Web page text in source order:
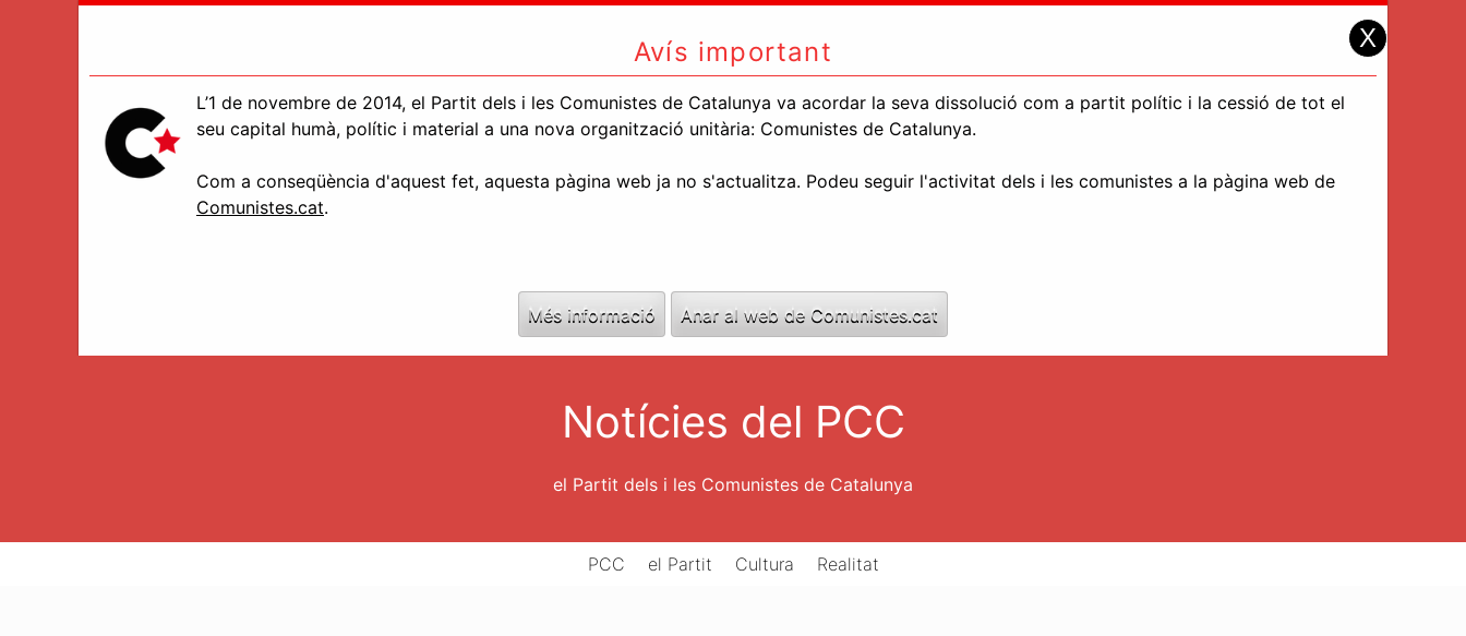
Avís important
L’1 de novembre de 2014, el Partit dels i les Comunistes de Catalunya va acordar la seva dissolució com a partit polític i la cessió de tot el
seu capital humà, polític i material a una nova organització unitària: Comunistes de Catalunya.
Com a conseqüència d'aquest fet, aquesta pàgina web ja no s'actualitza. Podeu seguir l'activitat dels i les comunistes a la pàgina web de
Comunistes.cat.
Més informació Anar al web de Comunistes.cat
X
Notícies del PCC
el Partit dels i les Comunistes de Catalunya
PCC el Partit Cultura Realitat